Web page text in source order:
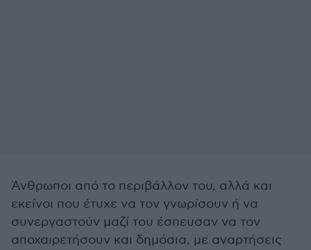
Άνθρωποι από το περιβάλλον του, αλλά και
εκείνοι που έτυχε να τον γνωρίσουν ή να
συνεργαστούν μαζί του έσπευσαν να τον
αποχαιρετήσουν και δημόσια, με αναρτήσεις